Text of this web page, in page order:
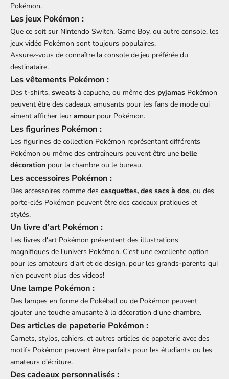
Pokémon.
Les jeux Pokémon :
Que ce soit sur Nintendo Switch, Game Boy, ou autre console, les
jeux vidéo Pokémon sont toujours populaires.
Assurez-vous de connaître la console de jeu préférée du
destinataire.
Les vêtements Pokémon :
Des t-shirts, sweats à capuche, ou même des pyjamas Pokémon
peuvent être des cadeaux amusants pour les fans de mode qui
aiment afficher leur amourpour Pokémon.
Les figurines Pokémon :
Les figurines de collection Pokémon représentant différents
Pokémon ou même des entraîneurs peuvent être une belle
décoration pour la chambre ou le bureau.
Les accessoires Pokémon :
Des accessoires comme des casquettes, des sacs à dos, ou des
porte-clés Pokémon peuvent être des cadeaux pratiques et
stylés.
Un livre d'art Pokémon :
Les livres d'art Pokémon présentent des illustrations
magnifiques de l'univers Pokémon. C'est une excellente option
pour les amateurs d'art et de design, pour les grands-parents qui
n'en peuvent plus des videos!
Une lampe Pokémon :
Des lampes en forme de Pokéball ou de Pokémon peuvent
ajouter une touche amusante à la décoration d'une chambre.
Des articles de papeterie Pokémon :
Carnets, stylos, cahiers, et autres articles de papeterie avec des
motifs Pokémon peuvent être parfaits pour les étudiants ou les
amateurs d'écriture.
Des cadeaux personnalisés :